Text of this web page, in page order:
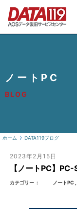
ノートPC
BLOG
ホーム DATA119ブログ
2023年2月15日
【ノートPC】
カテゴリー ノートPC